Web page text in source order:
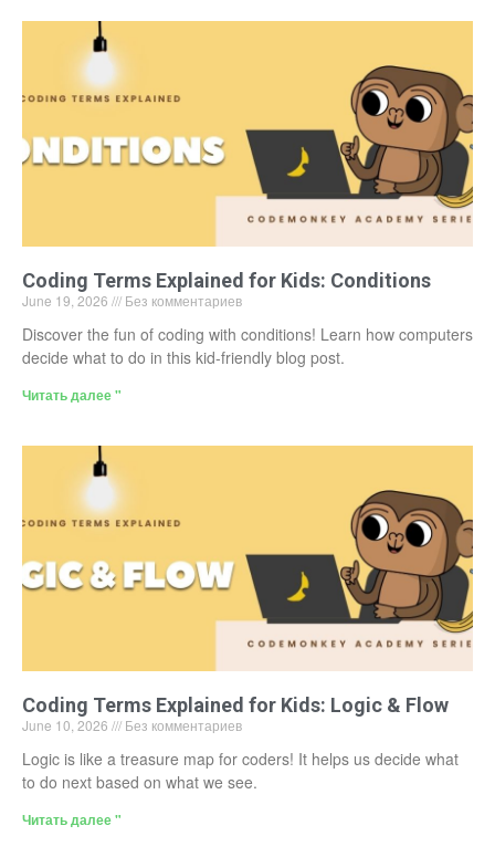
Coding Terms Explained for Kids: Conditions
June 19, 2026 Без комментариев
Discover the fun of coding with conditions! Learn how computers
decide what to do in this kid-friendly blog post.
Читать далее "
Coding Terms Explained for Kids: Logic & Flow
June 10, 2026 Без комментариев
Logic is like a treasure map for coders! It helps us decide what
to do next based on what we see.
Читать далее "